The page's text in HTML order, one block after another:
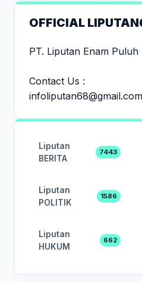
OFFICIAL
PT. Liputan Enam
Contact Us :
infoliputan68@gmail.com
Liputan
BERITA
7443
Liputan
POLITIK
1586
Liputan
HUKUM
662